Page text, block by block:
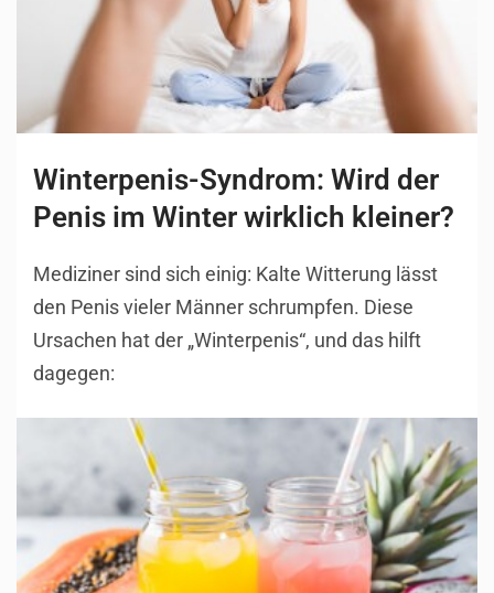
Winterpenis-Syndrom: Wird der
Penis im Winter wirklich kleiner?
Mediziner sind sich einig: Kalte Witterung lässt
den Penis vieler Männer schrumpfen. Diese
Ursachen hat der „Winterpenis“, und das hilft
dagegen: